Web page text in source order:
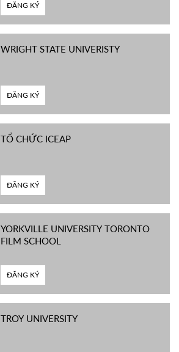
ĐĂNG KÝ
WRIGHT STATE UNIVERISTY
ĐĂNG KÝ
TỔ CHỨC ICEAP
ĐĂNG KÝ
YORKVILLE UNIVERSITY TORONTO
FILM SCHOOL
ĐĂNG KÝ
TROY UNIVERSITY